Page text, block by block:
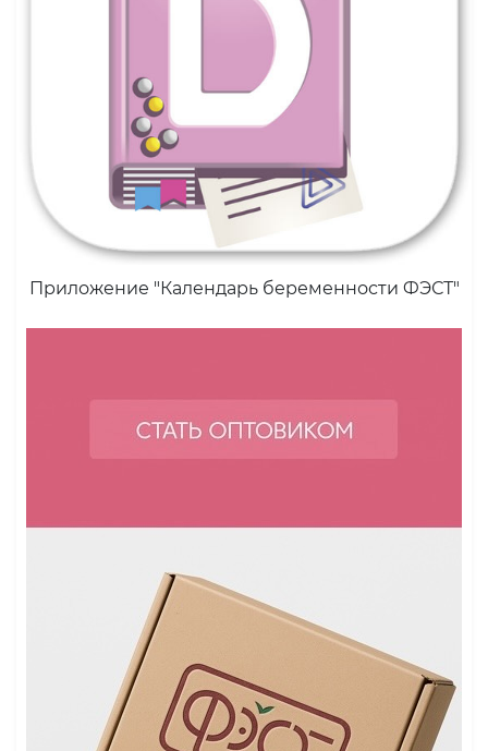
Приложение "Календарь беременности ФЭСТ"